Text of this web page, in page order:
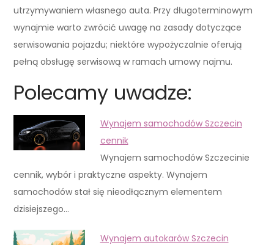
utrzymywaniem własnego auta. Przy długoterminowym
wynajmie warto zwrócić uwagę na zasady dotyczące
serwisowania pojazdu; niektóre wypożyczalnie oferują
pełną obsługę serwisową w ramach umowy najmu.
Polecamy uwadze:
Wynajem samochodów Szczecin
cennik
Wynajem samochodów Szczecinie
cennik, wybór i praktyczne aspekty. Wynajem
samochodów stał się nieodłącznym elementem
dzisiejszego…
Wynajem autokarów Szczecin